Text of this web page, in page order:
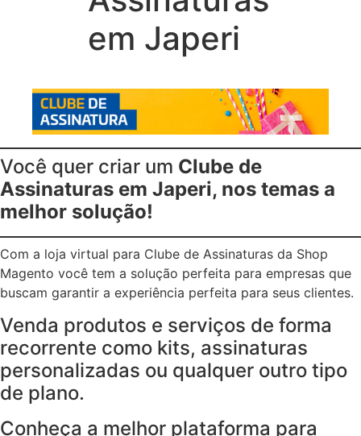
em Japeri
Você quer criar um Clube de
Assinaturas em Japeri, nos temas a
melhor solução!
Com a loja virtual para Clube de Assinaturas da Shop
Magento você tem a solução perfeita para empresas que
buscam garantir a experiência perfeita para seus clientes.
Venda produtos e serviços de forma
recorrente como kits, assinaturas
personalizadas ou qualquer outro tipo
de plano.
Conheça a melhor plataforma para